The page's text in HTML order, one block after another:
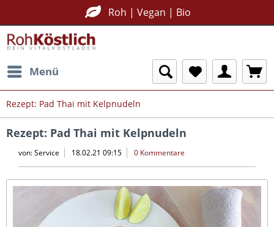
Roh | Vegan | Bio
Menü
Rezept: Pad Thai mit Kelpnudeln
Rezept: Pad Thai mit Kelpnudeln
von:Service 18.02.21 09:15 0 Kommentare